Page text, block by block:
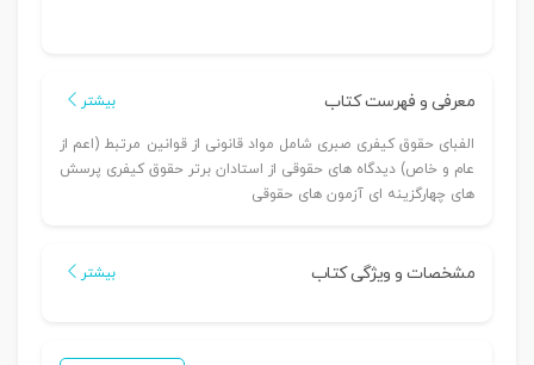
معرفی و فهرست کتاب بیشتر
الفبای حقوق کیفری صبری شامل مواد قانونی از قوانین مرتبط (اعم از
عام و خاص) دیدگاه های حقوقی از استادان برتر حقوق کیفری پرسش
های چهارگزینه ای آزمون های حقوقی
مشخصات و ویژگی کتاب بیشتر